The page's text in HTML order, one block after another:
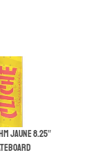
Jaune 8.25″